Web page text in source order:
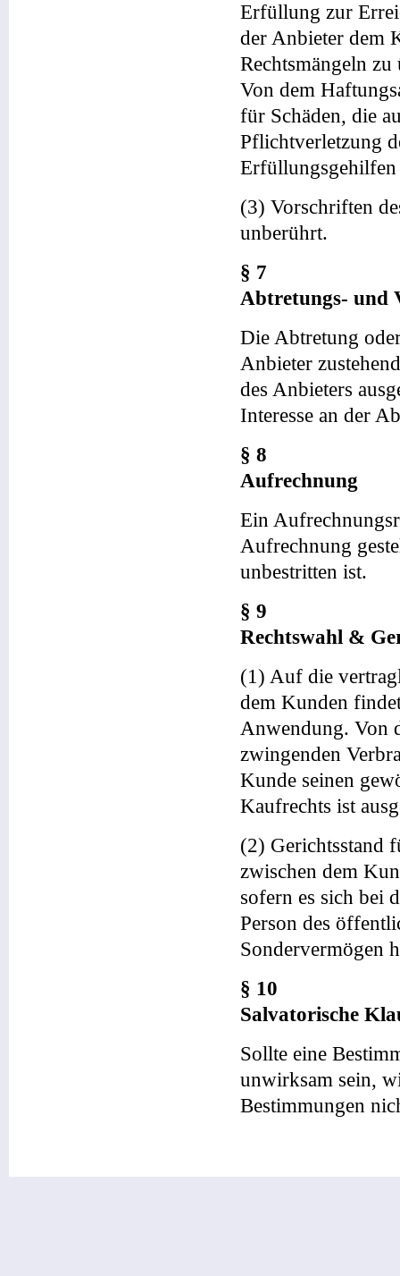
Erfüllung zur
der Anbieter dem
Rechtsmängeln
Von dem
für Schäden, die
Pflichtverletzung
Erfüllungsgehilfen
(3) Vorschriften
unberührt.
§ 7
Abtretungs- und
Die Abtretung
Anbieter
des Anbieters
Interesse an der
§ 8
Aufrechnung
Ein
Aufrechnung
unbestritten ist.
§ 9
Rechtswahl &
(1) Auf die
dem Kunden
Anwendung. Von
zwingenden
Kunde seinen
Kaufrechts ist
(2) Gerichtsstand
zwischen dem
sofern es sich bei
Person des
Sondervermögen
§ 10
Salvatorische
Sollte eine
unwirksam sein,
Bestimmungen